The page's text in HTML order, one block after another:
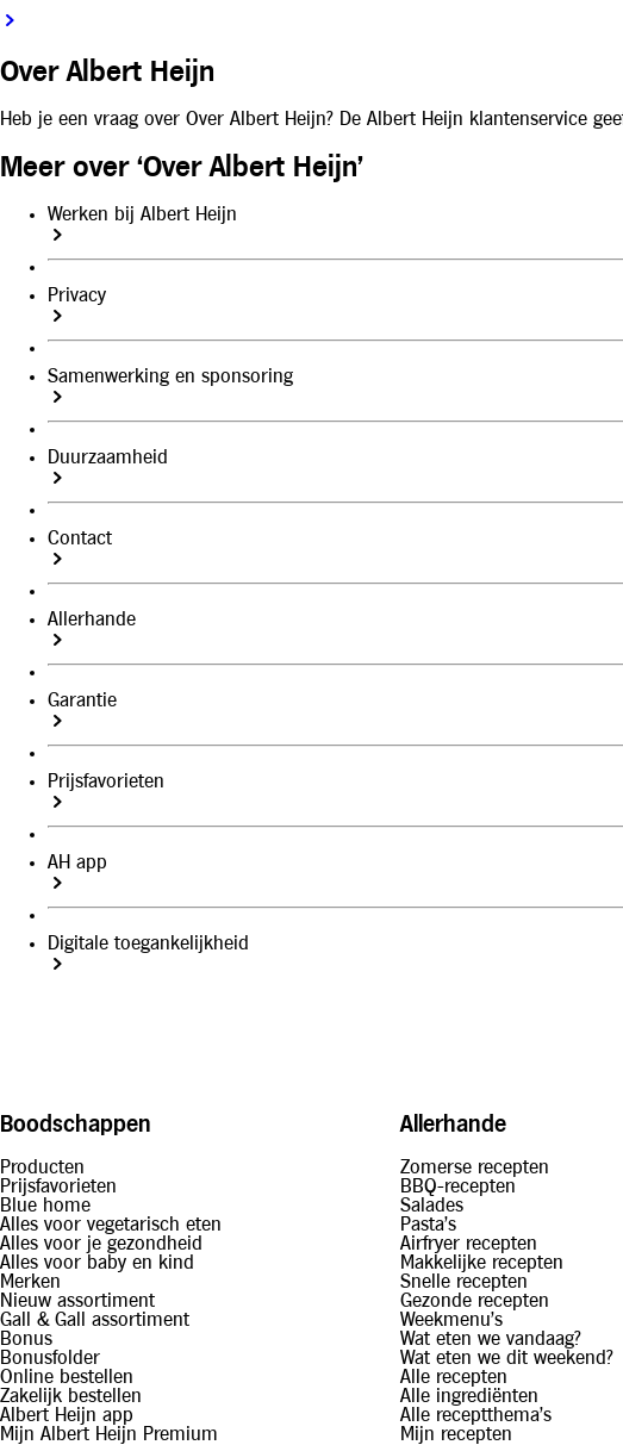
Over Albert Heijn
Heb je een vraag over Over Albert Heijn? De Albert Heijn klantenservice
Meer over ‘Over Albert Heijn’
Werken bij Albert Heijn
Privacy
Samenwerking en sponsoring
Duurzaamheid
Contact
Allerhande
Garantie
Prijsfavorieten
AH app
Digitale toegankelijkheid
Boodschappen
Producten
Prijsfavorieten
Blue home
Alles voor vegetarisch eten
Alles voor je gezondheid
Alles voor baby en kind
Merken
Nieuw assortiment
Gall & Gall assortiment
Bonus
Bonusfolder
Online bestellen
Zakelijk bestellen
Albert Heijn app
Mijn Albert Heijn Premium
Allerhande
Zomerse recepten
BBQ-recepten
Salades
Pasta's
Airfryer recepten
Makkelijke recepten
Snelle recepten
Gezonde recepten
Weekmenu's
Wat eten we vandaag?
Wat eten we dit weekend?
Alle recepten
Alle ingrediënten
Alle receptthema's
Mijn recepten